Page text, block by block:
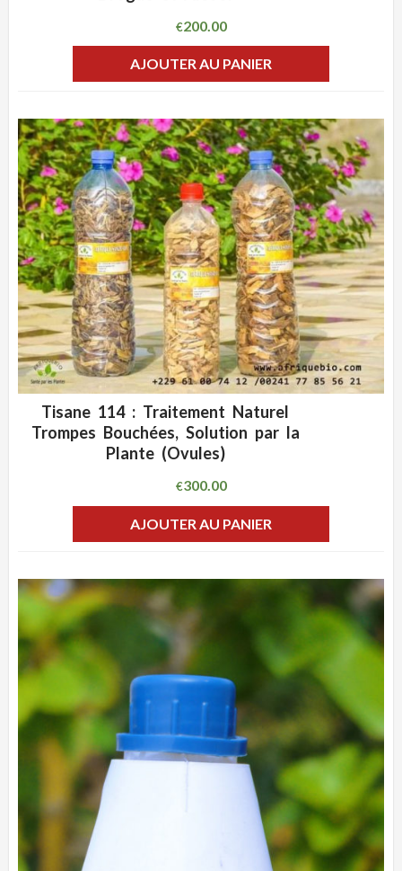
€200.00
AJOUTER AU PANIER
ADD WISHLIST
Tisane 114 : Traitement Naturel
Trompes Bouchées, Solution par la
Plante (Ovules)
€300.00
AJOUTER AU PANIER